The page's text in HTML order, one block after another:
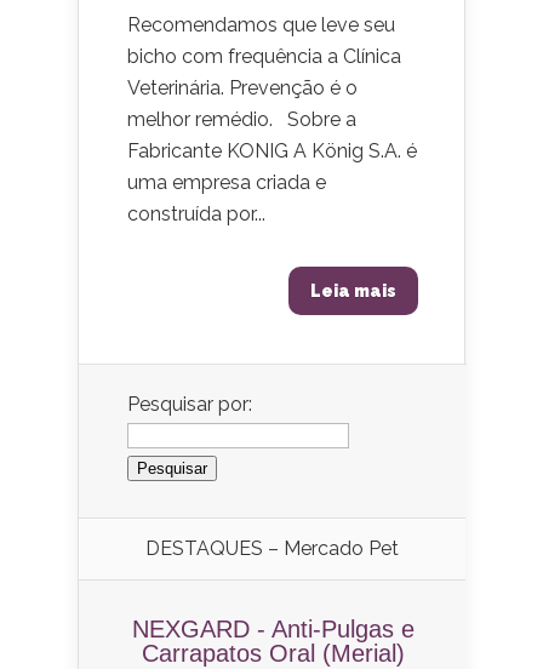
Recomendamos que leve seu
bicho com frequência a Clínica
Veterinária. Prevenção é o
melhor remédio. Sobre a
Fabricante KONIG A König S.A. é
uma empresa criada e
construída por...
Leia mais
Pesquisar por:
DESTAQUES – Mercado Pet
NEXGARD - Anti-Pulgas e
Carrapatos Oral (Merial)